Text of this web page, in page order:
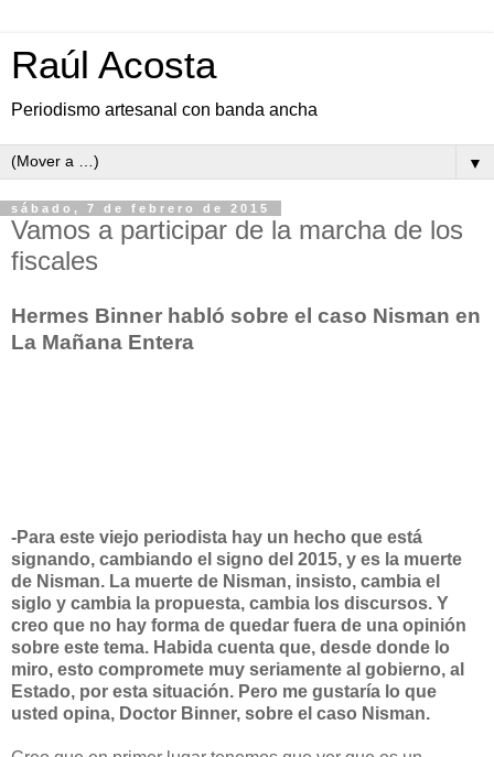
Raúl Acosta
Periodismo artesanal con banda ancha
▼
sábado, 7 de febrero de 2015
Vamos a participar de la marcha de los
fiscales
Hermes Binner habló sobre el caso Nisman en
La Mañana Entera
-Para este viejo periodista hay un hecho que está
signando, cambiando el signo del 2015, y es la muerte
de Nisman. La muerte de Nisman, insisto, cambia el
siglo y cambia la propuesta, cambia los discursos. Y
creo que no hay forma de quedar fuera de una opinión
sobre este tema. Habida cuenta que, desde donde lo
miro, esto compromete muy seriamente al gobierno, al
Estado, por esta situación. Pero me gustaría lo que
usted opina, Doctor Binner, sobre el caso Nisman.